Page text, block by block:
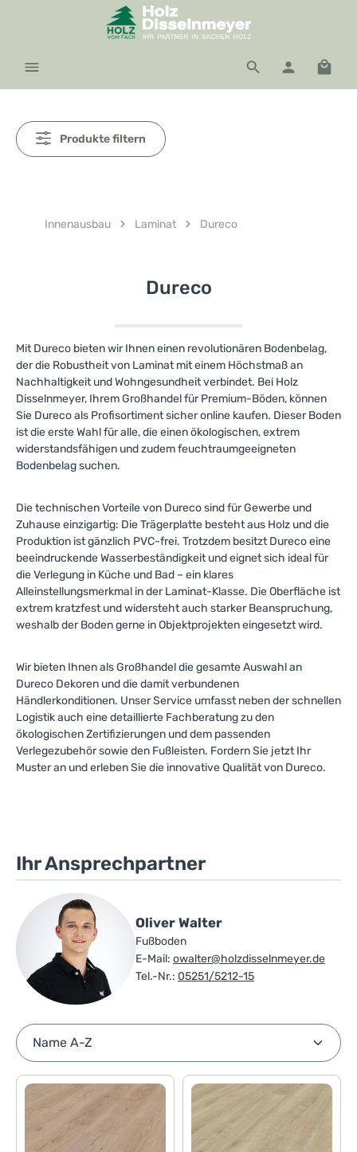
Zum Hauptinhalt springen
Produkte filtern
Innenausbau Laminat Dureco
Dureco
Mit Dureco bieten wir Ihnen einen revolutionären Bodenbelag,
der die Robustheit von Laminat mit einem Höchstmaß an
Nachhaltigkeit und Wohngesundheit verbindet. Bei Holz
Disselnmeyer, Ihrem Großhandel für Premium-Böden, können
Sie Dureco als Profisortiment sicher online kaufen. Dieser Boden
ist die erste Wahl für alle, die einen ökologischen, extrem
widerstandsfähigen und zudem feuchtraumgeeigneten
Bodenbelag suchen.
Die technischen Vorteile von Dureco sind für Gewerbe und
Zuhause einzigartig: Die Trägerplatte besteht aus Holz und die
Produktion ist gänzlich PVC-frei. Trotzdem besitzt Dureco eine
beeindruckende Wasserbeständigkeit und eignet sich ideal für
die Verlegung in Küche und Bad – ein klares
Alleinstellungsmerkmal in der Laminat-Klasse. Die Oberfläche ist
extrem kratzfest und widersteht auch starker Beanspruchung,
weshalb der Boden gerne in Objektprojekten eingesetzt wird.
Wir bieten Ihnen als Großhandel die gesamte Auswahl an
Dureco Dekoren und die damit verbundenen
Händlerkonditionen. Unser Service umfasst neben der schnellen
Logistik auch eine detaillierte Fachberatung zu den
ökologischen Zertifizierungen und dem passenden
Verlegezubehör sowie den Fußleisten. Fordern Sie jetzt Ihr
Muster an und erleben Sie die innovative Qualität von Dureco.
Ihr Ansprechpartner
Oliver Walter
Fußboden
E-Mail: owalter@holzdisselnmeyer.de
Tel.-Nr.: 05251/5212-15